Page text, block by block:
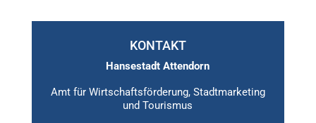
KONTAKT
Hansestadt Attendorn
Amt für Wirtschaftsförderung, Stadtmarketing
und Tourismus